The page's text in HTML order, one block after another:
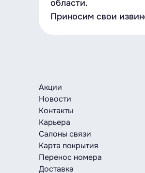
области.
Приносим свои
Акции
Новости
Контакты
Карьера
Салоны связи
Карта покрытия
Перенос номера
Доставка